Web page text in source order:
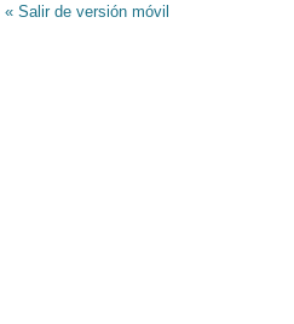
« Salir de versión móvil